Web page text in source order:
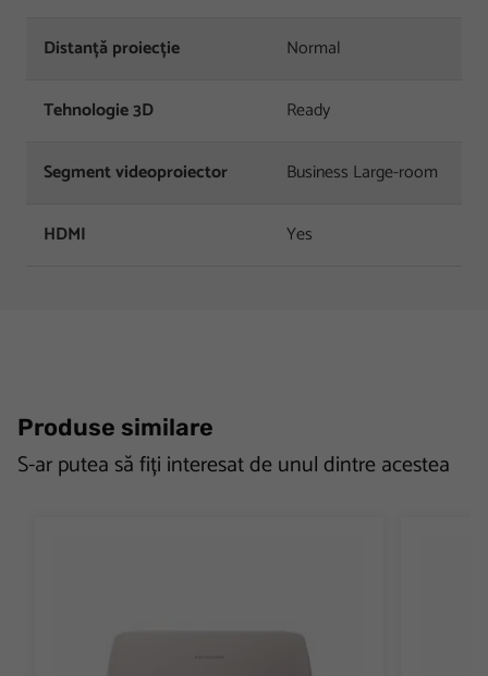
Distanță proiecție Normal
Tehnologie 3D Ready
Segment videoproiector Business Large-room
HDMI Yes
Produse similare
S-ar putea să fiți interesat de unul dintre acestea